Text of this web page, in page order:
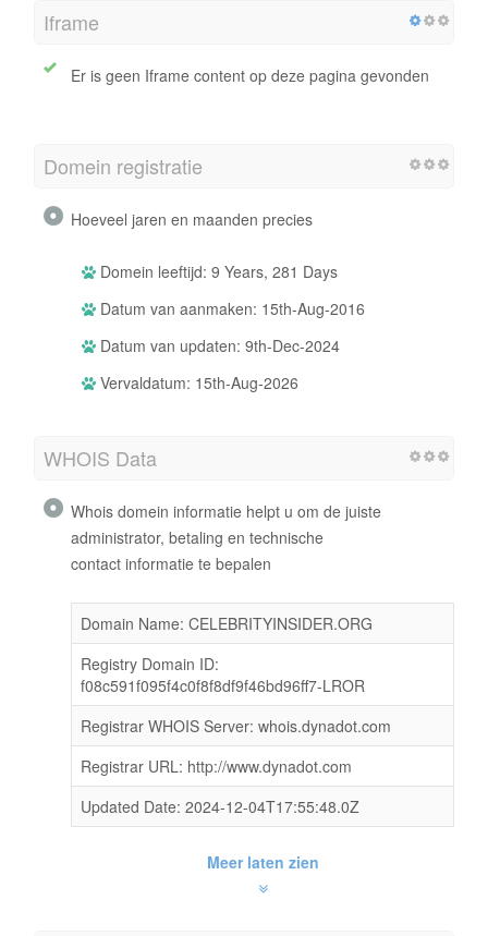
Iframe
Er is geen Iframe content op deze pagina gevonden
Domein registratie
Hoeveel jaren en maanden precies
Domein leeftijd: 9 Years, 281 Days
Datum van aanmaken: 15th-Aug-2016
Datum van updaten: 9th-Dec-2024
Vervaldatum: 15th-Aug-2026
WHOIS Data
Whois domein informatie helpt u om de juiste
administrator, betaling en technische
contact informatie te bepalen
Domain Name: CELEBRITYINSIDER.ORG
Registry Domain ID:
f08c591f095f4c0f8f8df9f46bd96ff7-LROR
Registrar WHOIS Server: whois.dynadot.com
Registrar URL: http://www.dynadot.com
Updated Date: 2024-12-04T17:55:48.0Z
Meer laten zien